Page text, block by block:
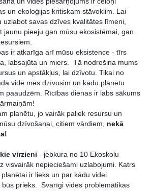
un ekoloģijas kritiskam stāvoklim. Lai
uzlabot savas dzīves kvalitātes līmeni,
jaunu pieeju gan mūsu ekosistēmai, gan
ir atkarīga arī mūsu eksistence - tīrs
labsajūta un miers. Tā nodrošina mums
un apstākļus, lai dzīvotu. Tikai no
vidē mēs dzīvosim un kādu planētu
paaudzēm. Rīcības dienas ir labs sākums
planētu, jo vairāk paliek resursu un
dzīvošanai, citiem vārdiem, nekā
virzieni - jebkura no 10 Ekoskolu
visvairāk nepieciešami uzlabojumi. Katrs
ir lieks un par kādu videi
prieks. Svarīgi vides problemātikas